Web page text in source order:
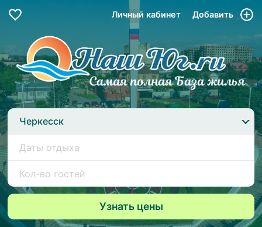
Личный кабинет Добавить
Черкесск